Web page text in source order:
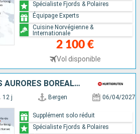
2 100 €
Vol disponible
Spécialiste Fjords & Polaires
Équipage Experts
Cuisine Norvégienne &
Internationale
À LA RECHERCHE DES AURORES BORÉALES
12 j Bergen 06/04/2027
Supplément solo réduit
Spécialiste Fjords & Polaires